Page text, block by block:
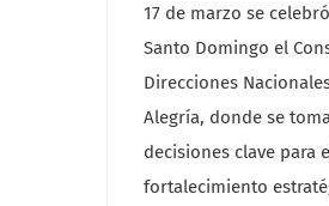
17 de marzo se
Santo Domingo el
Direcciones
Alegría, donde se
decisiones clave para
fortalecimiento